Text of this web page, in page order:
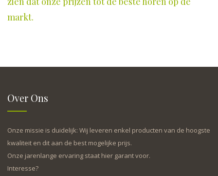
markt.
Over Ons
Onze missie is duidelijk: Wij leveren enkel producten van de hoogste
kwaliteit en dit aan de best mogelijke prijs.
Onze jarenlange ervaring staat hier garant voor.
Interesse?